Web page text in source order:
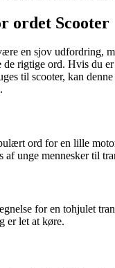
ordet Scooter
en sjov udfordring,
rigtige ord. Hvis du
til scooter, kan
ord for en lille
af unge mennesker til
for en tohjulet
er let at køre.